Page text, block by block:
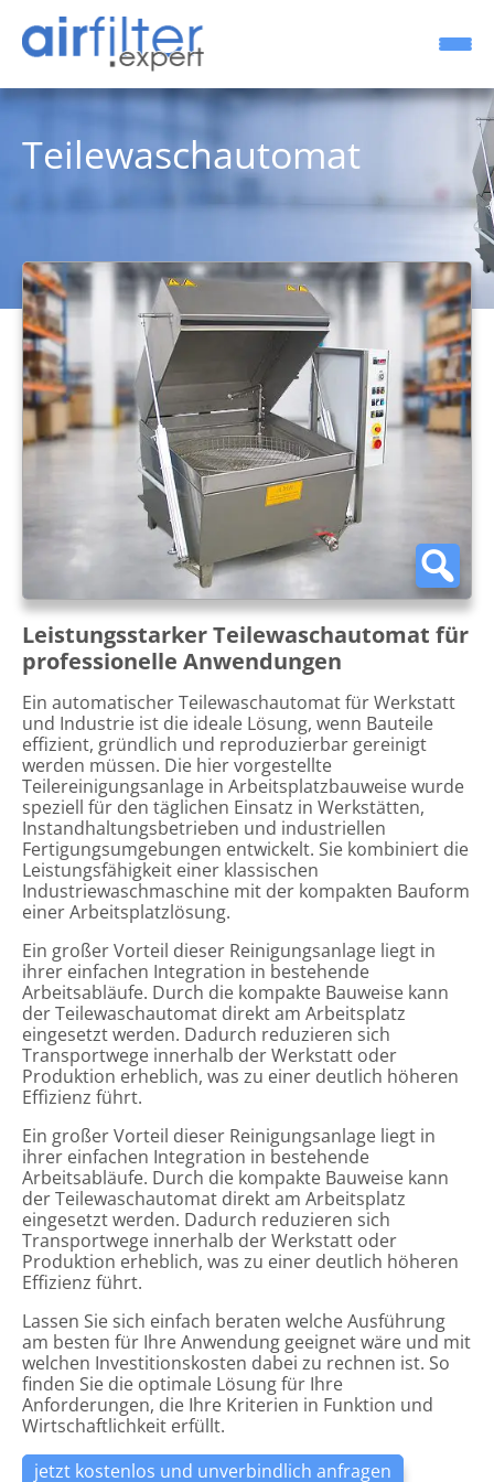
Teilewaschautomat
Leistungsstarker Teilewaschautomat für
professionelle Anwendungen
Ein automatischer Teilewaschautomat für Werkstatt
und Industrie ist die ideale Lösung, wenn Bauteile
effizient, gründlich und reproduzierbar gereinigt
werden müssen. Die hier vorgestellte
Teilereinigungsanlage in Arbeitsplatzbauweise wurde
speziell für den täglichen Einsatz in Werkstätten,
Instandhaltungsbetrieben und industriellen
Fertigungsumgebungen entwickelt. Sie kombiniert die
Leistungsfähigkeit einer klassischen
Industriewaschmaschine mit der kompakten Bauform
einer Arbeitsplatzlösung.
Ein großer Vorteil dieser Reinigungsanlage liegt in
ihrer einfachen Integration in bestehende
Arbeitsabläufe. Durch die kompakte Bauweise kann
der Teilewaschautomat direkt am Arbeitsplatz
eingesetzt werden. Dadurch reduzieren sich
Transportwege innerhalb der Werkstatt oder
Produktion erheblich, was zu einer deutlich höheren
Effizienz führt.
Ein großer Vorteil dieser Reinigungsanlage liegt in
ihrer einfachen Integration in bestehende
Arbeitsabläufe. Durch die kompakte Bauweise kann
der Teilewaschautomat direkt am Arbeitsplatz
eingesetzt werden. Dadurch reduzieren sich
Transportwege innerhalb der Werkstatt oder
Produktion erheblich, was zu einer deutlich höheren
Effizienz führt.
Lassen Sie sich einfach beraten welche Ausführung
am besten für Ihre Anwendung geeignet wäre und mit
welchen Investitionskosten dabei zu rechnen ist. So
finden Sie die optimale Lösung für Ihre
Anforderungen, die Ihre Kriterien in Funktion und
Wirtschaftlichkeit erfüllt.
jetzt kostenlos und unverbindlich anfragen